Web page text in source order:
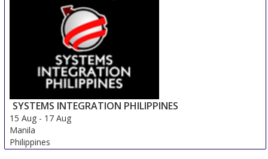
SYSTEMS INTEGRATION PHILIPPINES
15 Aug - 17 Aug
Manila
Philippines